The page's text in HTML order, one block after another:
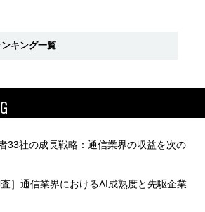
キング一覧
33社の成長戦略：通信業界の収益を次の
査］通信業界におけるAI成熟度と先駆企業